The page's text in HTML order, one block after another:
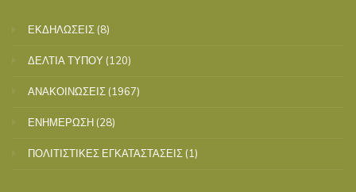
ΕΚΔΗΛΩΣΕΙΣ (8)
ΔΕΛΤΙΑ ΤΥΠΟΥ (120)
ΑΝΑΚΟΙΝΩΣΕΙΣ (1967)
ΕΝΗΜΕΡΩΣΗ (28)
ΠΟΛΙΤΙΣΤΙΚΕΣ ΕΓΚΑΤΑΣΤΑΣΕΙΣ (1)